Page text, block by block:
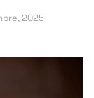
2025